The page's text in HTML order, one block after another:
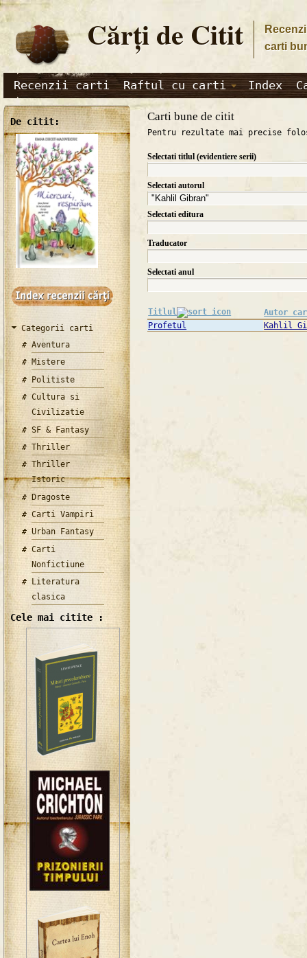
Cărţi de Citit
carti
Recenzii carti Raftul cu carti Index
De citit:
Categorii carti
Aventura
Mistere
Politiste
Cultura si
Civilizatie
SF & Fantasy
Thriller
Thriller
Istoric
Dragoste
Carti Vampiri
Urban Fantasy
Carti
Nonfictiune
Literatura
clasica
Cele mai citite :
Carti bune de citit
Pentru rezultate mai precise
Selectati titlul (evidentiere serii)
Selectati autorul
Selectati editura
Traducator
Selectati anul
Titlul
Autor
Profetul
Kahlil